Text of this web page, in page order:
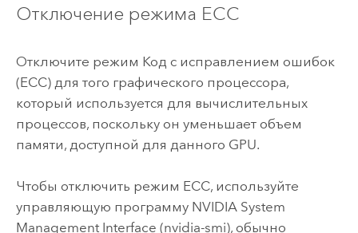
Отключение режима ECC
Отключите режим Код с исправлением ошибок
(ECC) для того графического процессора,
который используется для вычислительных
процессов, поскольку он уменьшает объем
памяти, доступной для данного GPU.
Чтобы отключить режим ECC, используйте
управляющую программу NVIDIA System
Management Interface (nvidia-smi), обычно